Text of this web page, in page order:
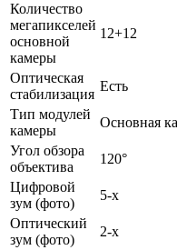
Количество
мегапикселей
основной
камеры
12+12
Оптическая
стабилизация
Есть
Тип модулей
камеры
Основная
Угол обзора
объектива
120°
Цифровой
зум (фото)
5-x
Оптический
зум (фото)
2-x